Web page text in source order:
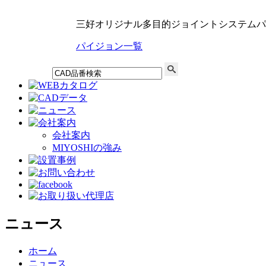
三好オリジナル多目的ジョイントシステム
パイジョン一覧
会社案内
MIYOSHIの強み
ニュース
ホーム
ニュース